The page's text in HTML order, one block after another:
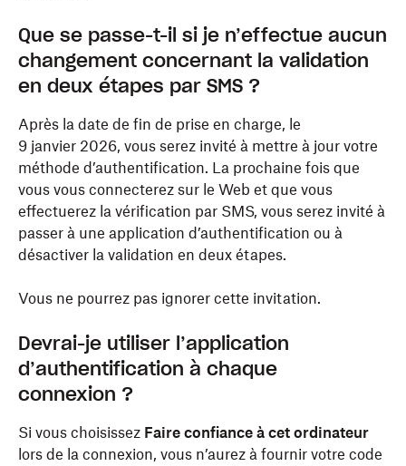
Que se passe-t-il si je n’effectue aucun
changement concernant la validation
en deux étapes par SMS ?
Après la date de fin de prise en charge, le
9 janvier 2026, vous serez invité à mettre à jour votre
méthode d’authentification. La prochaine fois que
vous vous connecterez sur le Web et que vous
effectuerez la vérification par SMS, vous serez invité à
passer à une application d’authentification ou à
désactiver la validation en deux étapes.
Vous ne pourrez pas ignorer cette invitation.
Devrai-je utiliser l’application
d’authentification à chaque
connexion ?
Si vous choisissez Faire confiance à cet ordinateur
lors de la connexion, vous n’aurez à fournir votre code